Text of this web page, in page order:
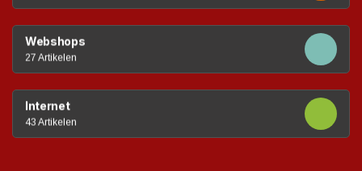
Webshops
27 Artikelen
Internet
43 Artikelen